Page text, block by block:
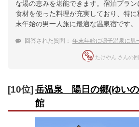
な湯の恵みを堪能できます。宿泊プラ
食材を使った料理が充実しており、特
末年始の男一人旅に最適な温泉宿です。
回答された質問： 年末年始に鳴子温泉に男一人旅。
たけやん さんの
[10位] 岳温泉 陽日の郷(ゆいの
館